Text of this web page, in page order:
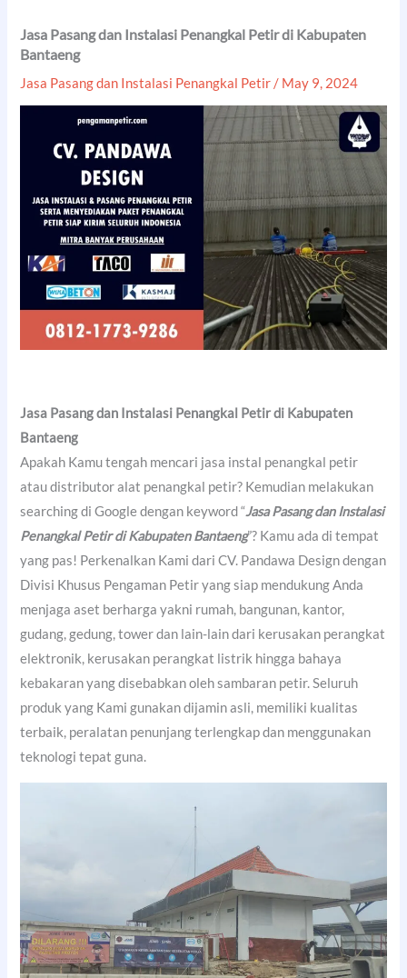
Jasa Pasang dan Instalasi Penangkal Petir di Kabupaten
Bantaeng
Jasa Pasang dan Instalasi Penangkal Petir / May 9, 2024
Jasa Pasang dan Instalasi Penangkal Petir di Kabupaten
Bantaeng
Apakah Kamu tengah mencari jasa instal penangkal petir
atau distributor alat penangkal petir? Kemudian melakukan
searching di Google dengan keyword “Jasa Pasang dan Instalasi
Penangkal Petir di Kabupaten Bantaeng”? Kamu ada di tempat
yang pas! Perkenalkan Kami dari CV. Pandawa Design dengan
Divisi Khusus Pengaman Petir yang siap mendukung Anda
menjaga aset berharga yakni rumah, bangunan, kantor,
gudang, gedung, tower dan lain-lain dari kerusakan perangkat
elektronik, kerusakan perangkat listrik hingga bahaya
kebakaran yang disebabkan oleh sambaran petir. Seluruh
produk yang Kami gunakan dijamin asli, memiliki kualitas
terbaik, peralatan penunjang terlengkap dan menggunakan
teknologi tepat guna.